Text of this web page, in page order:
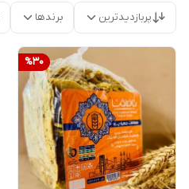
پربازدیدترین برندها
%30